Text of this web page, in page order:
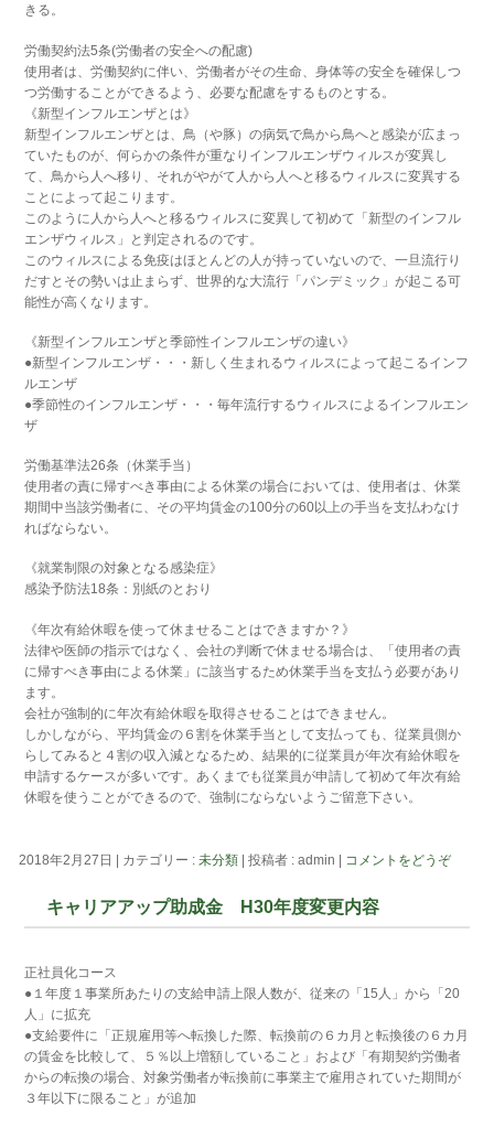
きる。
労働契約法5条(労働者の安全への配慮)
使用者は、労働契約に伴い、労働者がその生命、身体等の安全を確保しつ
つ労働することができるよう、必要な配慮をするものとする。
《新型インフルエンザとは》
新型インフルエンザとは、鳥（や豚）の病気で鳥から鳥へと感染が広まっ
ていたものが、何らかの条件が重なりインフルエンザウィルスが変異し
て、鳥から人へ移り、それがやがて人から人へと移るウィルスに変異する
ことによって起こります。
このように人から人へと移るウィルスに変異して初めて「新型のインフル
エンザウィルス」と判定されるのです。
このウィルスによる免疫はほとんどの人が持っていないので、一旦流行り
だすとその勢いは止まらず、世界的な大流行「パンデミック」が起こる可
能性が高くなります。
《新型インフルエンザと季節性インフルエンザの違い》
●新型インフルエンザ・・・新しく生まれるウィルスによって起こるインフ
ルエンザ
●季節性のインフルエンザ・・・毎年流行するウィルスによるインフルエン
ザ
労働基準法26条（休業手当）
使用者の責に帰すべき事由による休業の場合においては、使用者は、休業
期間中当該労働者に、その平均賃金の100分の60以上の手当を支払わなけ
ればならない。
《就業制限の対象となる感染症》
感染予防法18条：別紙のとおり
《年次有給休暇を使って休ませることはできますか？》
法律や医師の指示ではなく、会社の判断で休ませる場合は、「使用者の責
に帰すべき事由による休業」に該当するため休業手当を支払う必要があり
ます。
会社が強制的に年次有給休暇を取得させることはできません。
しかしながら、平均賃金の６割を休業手当として支払っても、従業員側か
らしてみると４割の収入減となるため、結果的に従業員が年次有給休暇を
申請するケースが多いです。あくまでも従業員が申請して初めて年次有給
休暇を使うことができるので、強制にならないようご留意下さい。
2018年2月27日 カテゴリー :未分類 |投稿者 : admin コメントをどうぞ
キャリアアップ助成金 H30年度変更内容
正社員化コース
●１年度１事業所あたりの支給申請上限人数が、従来の「15人」から「20
人」に拡充
●支給要件に「正規雇用等へ転換した際、転換前の６カ月と転換後の６カ月
の賃金を比較して、５％以上増額していること」および「有期契約労働者
からの転換の場合、対象労働者が転換前に事業主で雇用されていた期間が
３年以下に限ること」が追加